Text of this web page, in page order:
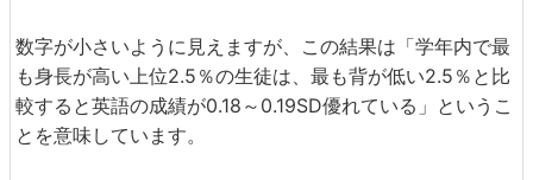
数字が小さいように見えますが、この結果は「学年内で最
も身長が高い上位2.5％の生徒は、最も背が低い2.5％と比
較すると英語の成績が0.18～0.19SD優れている」というこ
とを意味しています。